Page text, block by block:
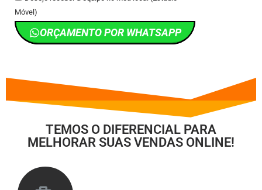
Móvel)
ORÇAMENTO POR WHATSAPP
TEMOS O DIFERENCIAL PARA
MELHORAR SUAS VENDAS ONLINE!